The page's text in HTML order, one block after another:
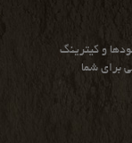
و كیترینگ
برای شما